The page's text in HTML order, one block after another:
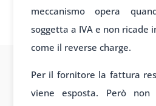
meccanismo opera
soggetta a IVA e non ricade
come il reverse charge.
Per il fornitore la fattura
viene esposta. Però